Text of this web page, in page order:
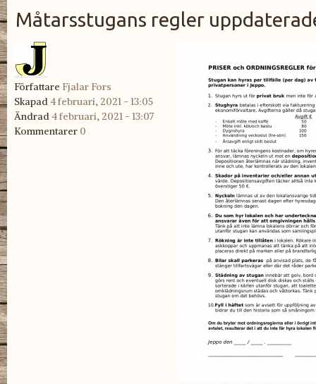
Måtarsstugans regler
Författare Fjalar Fors
Skapad4 februari, 2021 - 13:05
Ändrad4 februari, 2021 - 13:07
Kommentarer 0